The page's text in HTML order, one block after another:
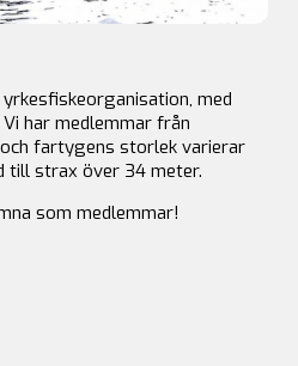
med
har medlemmar från
fartygens storlek varierar
till strax över 34 meter.
som medlemmar!